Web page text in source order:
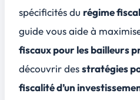
spécificités du régime
guide vous aide à
fiscaux pour les bailleurs
découvrir desstratégies
fiscalité d’un